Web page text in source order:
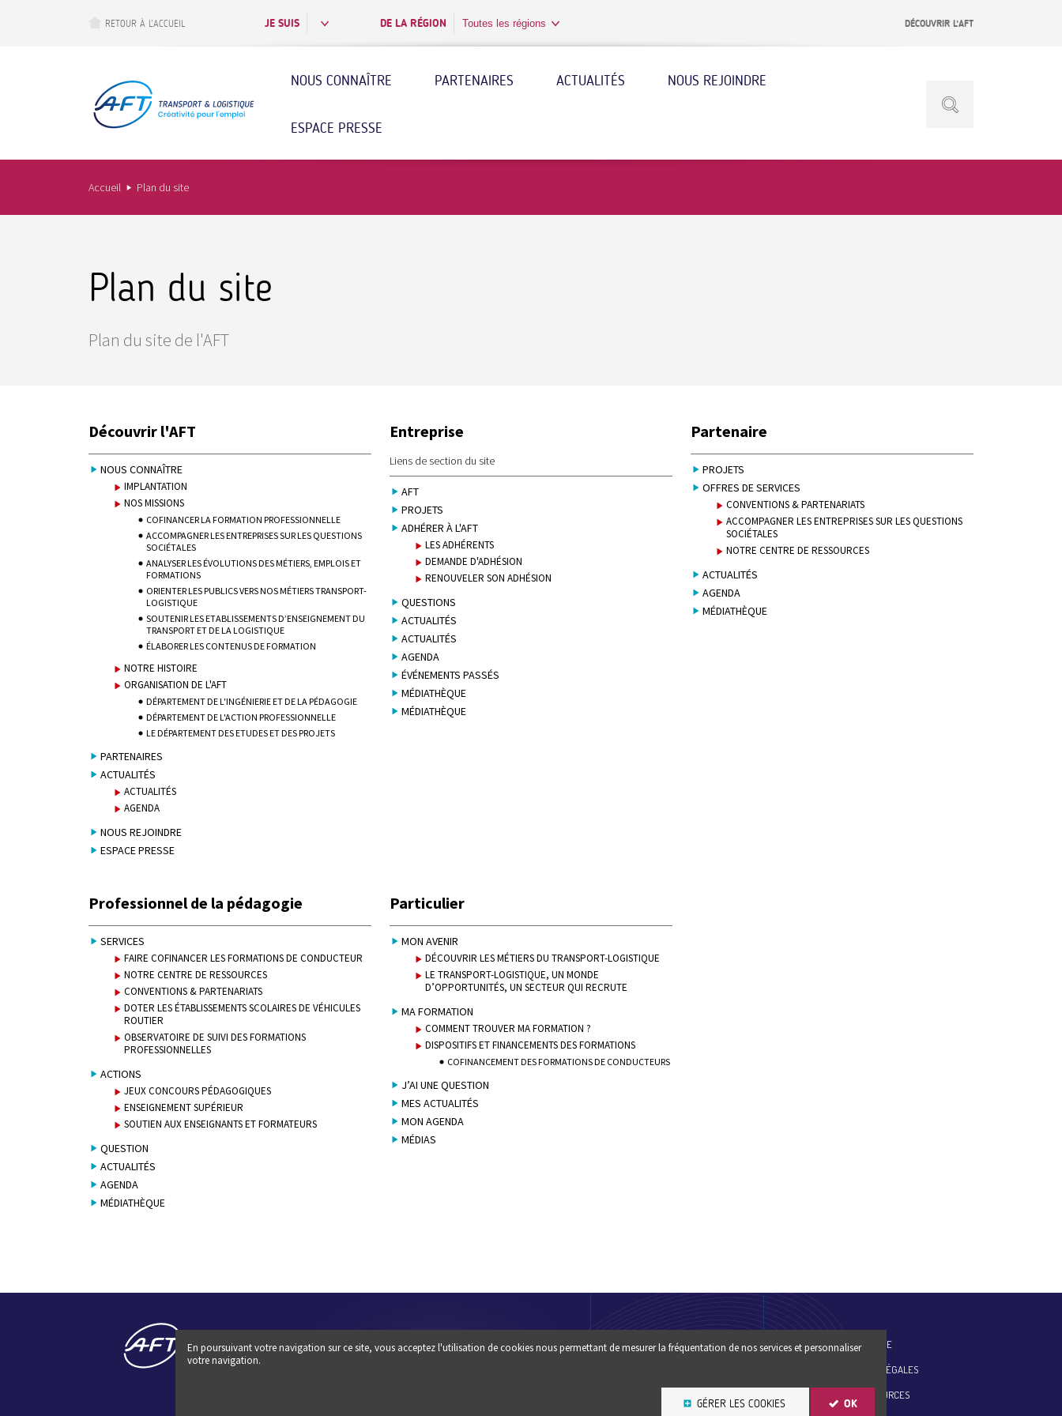
RETOUR À L’ACCUEIL JE SUIS DE LA RÉGION Toutes les régions DÉCOUVRIR L’AFT
NOUS CONNAÎTRE PARTENAIRES ACTUALITÉS NOUS REJOINDRE
ESPACE PRESSE
Accueil Plan du site
Plan du site
Plan du site de l'AFT
Découvrir l'AFT
NOUS CONNAÎTRE
IMPLANTATION
NOS MISSIONS
COFINANCER LA FORMATION PROFESSIONNELLE
ACCOMPAGNER LES ENTREPRISES SUR LES QUESTIONS
SOCIÉTALES
ANALYSER LES ÉVOLUTIONS DES MÉTIERS, EMPLOIS ET
FORMATIONS
ORIENTER LES PUBLICS VERS NOS MÉTIERS TRANSPORT-
LOGISTIQUE
SOUTENIR LES ETABLISSEMENTS D’ENSEIGNEMENT DU
TRANSPORT ET DE LA LOGISTIQUE
ÉLABORER LES CONTENUS DE FORMATION
NOTRE HISTOIRE
ORGANISATION DE L'AFT
DÉPARTEMENT DE L'INGÉNIERIE ET DE LA PÉDAGOGIE
DÉPARTEMENT DE L'ACTION PROFESSIONNELLE
LE DÉPARTEMENT DES ETUDES ET DES PROJETS
PARTENAIRES
ACTUALITÉS
ACTUALITÉS
AGENDA
NOUS REJOINDRE
ESPACE PRESSE
Entreprise
Liens de section du site
AFT
PROJETS
ADHÉRER À L'AFT
LES ADHÉRENTS
DEMANDE D'ADHÉSION
RENOUVELER SON ADHÉSION
QUESTIONS
ACTUALITÉS
ACTUALITÉS
AGENDA
ÉVÉNEMENTS PASSÉS
MÉDIATHÈQUE
MÉDIATHÈQUE
Partenaire
PROJETS
OFFRES DE SERVICES
CONVENTIONS & PARTENARIATS
ACCOMPAGNER LES ENTREPRISES SUR LES QUESTIONS
SOCIÉTALES
NOTRE CENTRE DE RESSOURCES
ACTUALITÉS
AGENDA
MÉDIATHÈQUE
Professionnel de la pédagogie
SERVICES
FAIRE COFINANCER LES FORMATIONS DE CONDUCTEUR
NOTRE CENTRE DE RESSOURCES
CONVENTIONS & PARTENARIATS
DOTER LES ÉTABLISSEMENTS SCOLAIRES DE VÉHICULES
ROUTIER
OBSERVATOIRE DE SUIVI DES FORMATIONS
PROFESSIONNELLES
ACTIONS
JEUX CONCOURS PÉDAGOGIQUES
ENSEIGNEMENT SUPÉRIEUR
SOUTIEN AUX ENSEIGNANTS ET FORMATEURS
QUESTION
ACTUALITÉS
AGENDA
MÉDIATHÈQUE
Particulier
MON AVENIR
DÉCOUVRIR LES MÉTIERS DU TRANSPORT-LOGISTIQUE
LE TRANSPORT-LOGISTIQUE, UN MONDE
D’OPPORTUNITÉS, UN SECTEUR QUI RECRUTE
MA FORMATION
COMMENT TROUVER MA FORMATION ?
DISPOSITIFS ET FINANCEMENTS DES FORMATIONS
COFINANCEMENT DES FORMATIONS DE CONDUCTEURS
J’AI UNE QUESTION
MES ACTUALITÉS
MON AGENDA
MÉDIAS
Une question ? un conseil :
Footer
QUI SOMMES-NOUS
NEWSLETTER
PLAN DU SITE
MENTIONS LÉGALES
SITE RESSOURCES
En poursuivant votre navigation sur ce site, vous acceptez l'utilisation de cookies nous permettant de mesurer la fréquentation de nos services et personnaliser
votre navigation.
GÉRER LES COOKIES OK